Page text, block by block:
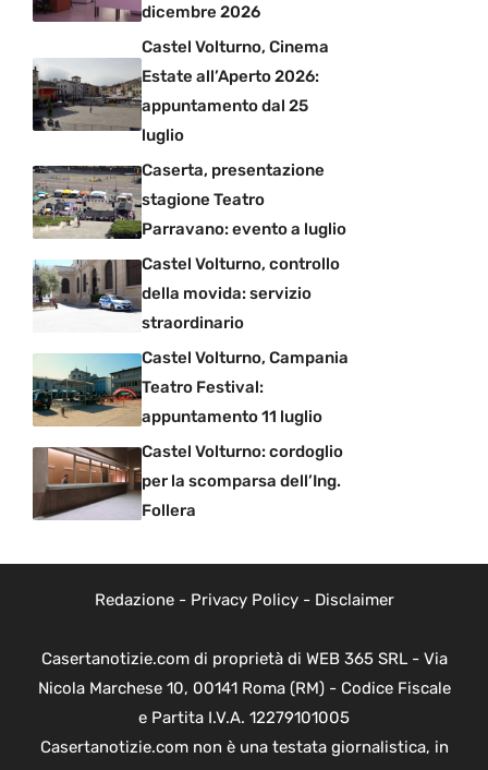
dicembre 2026
Castel Volturno, Cinema
Estate all’Aperto 2026:
appuntamento dal 25
luglio
Caserta, presentazione
stagione Teatro
Parravano: evento a luglio
Castel Volturno, controllo
della movida: servizio
straordinario
Castel Volturno, Campania
Teatro Festival:
appuntamento 11 luglio
Castel Volturno: cordoglio
per la scomparsa dell’Ing.
Follera
Redazione- Privacy Policy- Disclaimer
Casertanotizie.com di proprietà di WEB 365 SRL - Via
Nicola Marchese 10, 00141 Roma (RM) - Codice Fiscale
e Partita I.V.A. 12279101005
Casertanotizie.com non è una testata giornalistica, in